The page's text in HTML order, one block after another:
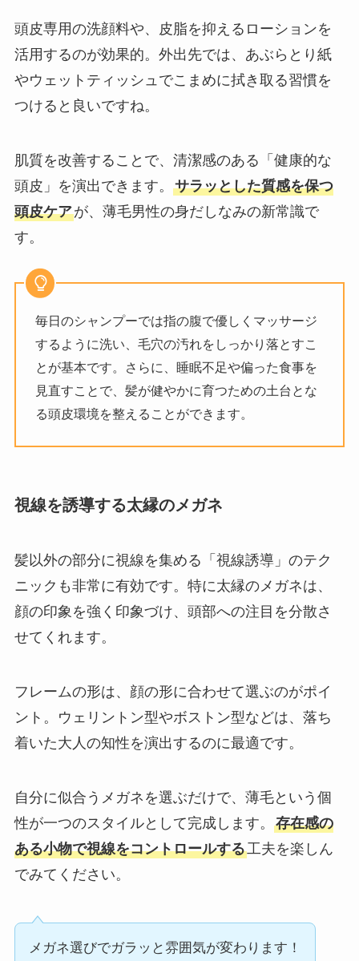
頭皮専用の洗顔料や、皮脂を抑えるローションを
活用するのが効果的。外出先では、あぶらとり紙
やウェットティッシュでこまめに拭き取る習慣を
つけると良いですね。
肌質を改善することで、清潔感のある「健康的な
頭皮」を演出できます。 サラッとした質感を保つ
頭皮ケアが、薄毛男性の身だしなみの新常識で
す。
毎日のシャンプーでは指の腹で優しくマッサージ
するように洗い、毛穴の汚れをしっかり落とすこ
とが基本です。さらに、睡眠不足や偏った食事を
見直すことで、髪が健やかに育つための土台とな
る頭皮環境を整えることができます。
視線を誘導する太縁のメガネ
髪以外の部分に視線を集める「視線誘導」のテク
ニックも非常に有効です。特に太縁のメガネは、
顔の印象を強く印象づけ、頭部への注目を分散さ
せてくれます。
フレームの形は、顔の形に合わせて選ぶのがポイ
ント。ウェリントン型やボストン型などは、落ち
着いた大人の知性を演出するのに最適です。
自分に似合うメガネを選ぶだけで、薄毛という個
性が一つのスタイルとして完成します。 存在感の
ある小物で視線をコントロールする工夫を楽しん
でみてください。
メガネ選びでガラッと雰囲気が変わります！